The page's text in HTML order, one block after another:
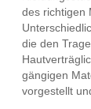
des richtigen
die den
gängigen
vorgestellt